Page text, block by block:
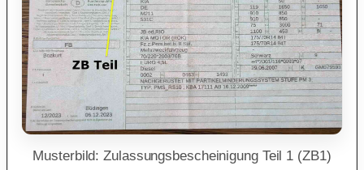
Musterbild: Zulassungsbescheinigung Teil 1 (ZB1)